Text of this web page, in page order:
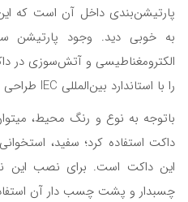
پارتیشن‌بندی داخل آن است که
به خوبی دید. وجود پارتیشن
الکترومغناطیسی و آتش‌سوزی در
را با استاندارد بین‌المللی IEC طراحی می‌کند.
باتوجه به نوع و رنگ محیط،
داکت استفاده کرد؛ سفید،
این داکت است. برای نصب این